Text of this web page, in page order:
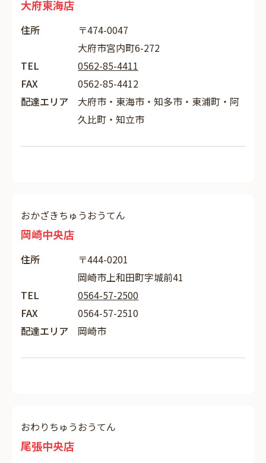
大府東海店
住所
〒474-0047
大府市宮内町6-272
TEL
0562-85-4411
FAX
0562-85-4412
配達エリア
大府市・東海市・知多市・東浦町・阿
久比町・知立市
おかざきちゅうおうてん
岡崎中央店
住所
〒444-0201
岡崎市上和田町字城前41
TEL
0564-57-2500
FAX
0564-57-2510
配達エリア
岡崎市
おわりちゅうおうてん
尾張中央店